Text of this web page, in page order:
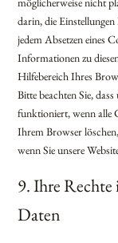
darin, die
jedem Absetzen eines
Informationen zu
Hilfebereich Ihres
Bitte beachten Sie,
funktioniert, wenn alle
Ihrem Browser
wenn Sie unsere
9. Ihre Rechte
Daten